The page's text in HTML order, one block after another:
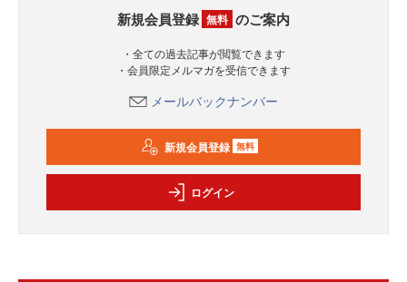
新規会員登録 無料 のご案内
・全ての過去記事が閲覧できます
・会員限定メルマガを受信できます
メールバックナンバー
新規会員登録 無料
ログイン